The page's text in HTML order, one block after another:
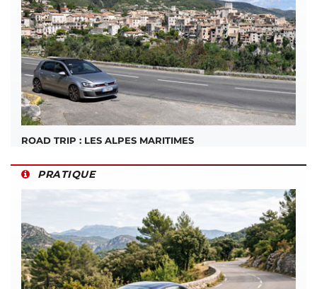
ROAD TRIP : LES ALPES MARITIMES
PRATIQUE